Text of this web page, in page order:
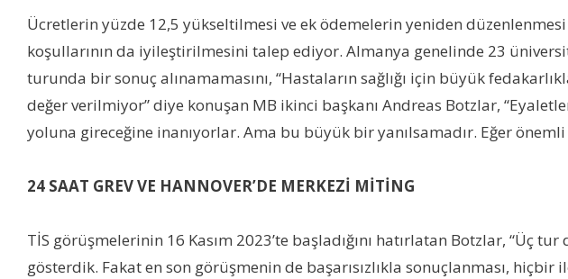
Ücretlerin yüzde 12,5 yükseltilmesi ve ek ödemelerin yeniden
koşullarının da iyileştirilmesini talep ediyor. Almanya genelinde 23
turunda bir sonuç alınamamasını, “Hastaların sağlığı için büyük
değer verilmiyor” diye konuşan MB ikinci başkanı Andreas Botzlar,
yoluna gireceğine inanıyorlar. Ama bu büyük bir yanılsamadır. Eğer
24 SAAT GREV VE HANNOVER’DE MERKEZİ MİTİNG
TİS görüşmelerinin 16 Kasım 2023’te başladığını hatırlatan Botzlar, “Üç
gösterdik. Fakat en son görüşmenin de başarısızlıkla sonuçlanması,